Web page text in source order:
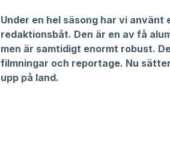
Under en hel säsong har vi använt
redaktionsbåt. Den är en av få
men är samtidigt enormt robust.
filmningar och reportage. Nu
upp på land.